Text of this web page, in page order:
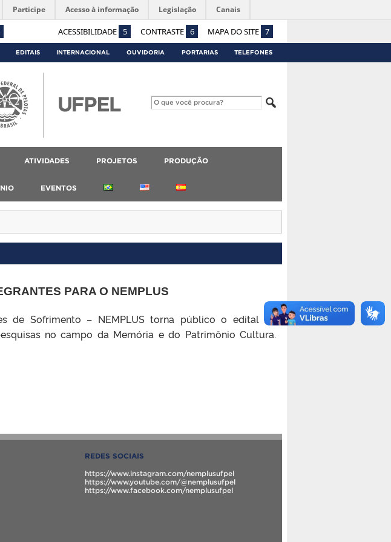
ACESSIBILIDADE 5 CONTRASTE 6 MAPA DO SITE 7
Participe Acesso à informação Legislação Canais
EDITAIS INTERNACIONAL OUVIDORIA PORTARIAS TELEFONES
ATIVIDADES PROJETOS PRODUÇÃO
EVENTOS
PARA O NEMPLUS
de Sofrimento – NEMPLUS torna público o edital de
no campo da Memória e do Patrimônio Cultura.
REDES SOCIAIS
https://www.instagram.com/nemplusufpel
https://www.youtube.com/@nemplusufpel
https://www.facebook.com/nemplusufpel